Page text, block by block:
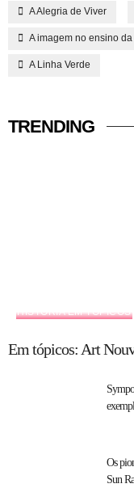
A Alegria de Viver
A imagem no ensino da
A Linha Verde
TRENDING
HISTÓRIA EM TÓPICOS
Em tópicos: Art
Os
Sun Ra